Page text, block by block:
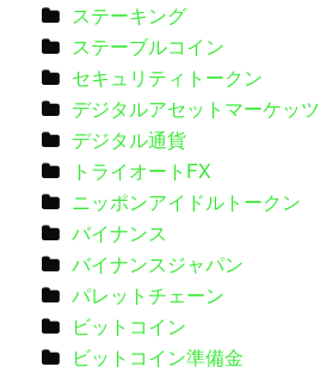
ステーキング
ステーブルコイン
セキュリティトークン
デジタルアセットマーケッツ
デジタル通貨
トライオートFX
ニッポンアイドルトークン
バイナンス
バイナンスジャパン
パレットチェーン
ビットコイン
ビットコイン準備金